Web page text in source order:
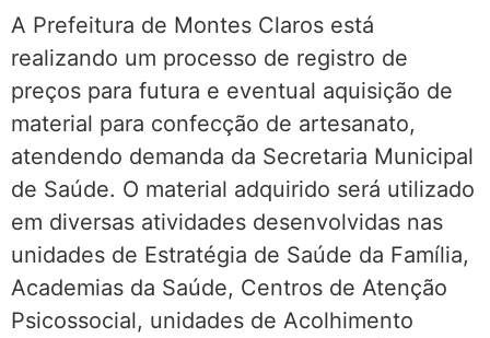
A Prefeitura de Montes Claros está
realizando um processo de registro de
preços para futura e eventual aquisição de
material para confecção de artesanato,
atendendo demanda da Secretaria Municipal
de Saúde. O material adquirido será utilizado
em diversas atividades desenvolvidas nas
unidades de Estratégia de Saúde da Família,
Academias da Saúde, Centros de Atenção
Psicossocial, unidades de Acolhimento